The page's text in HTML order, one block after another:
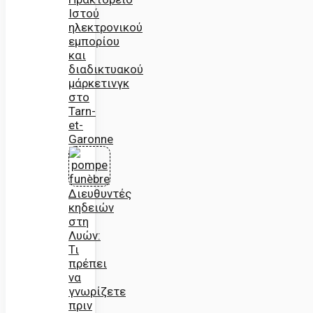
Ιστού
ηλεκτρονικού
εμπορίου
και
διαδικτυακού
μάρκετινγκ
στο
Tarn-
et-
Garonne
Διευθυντές
κηδειών
στη
Λυών:
Τι
πρέπει
να
γνωρίζετε
πριν